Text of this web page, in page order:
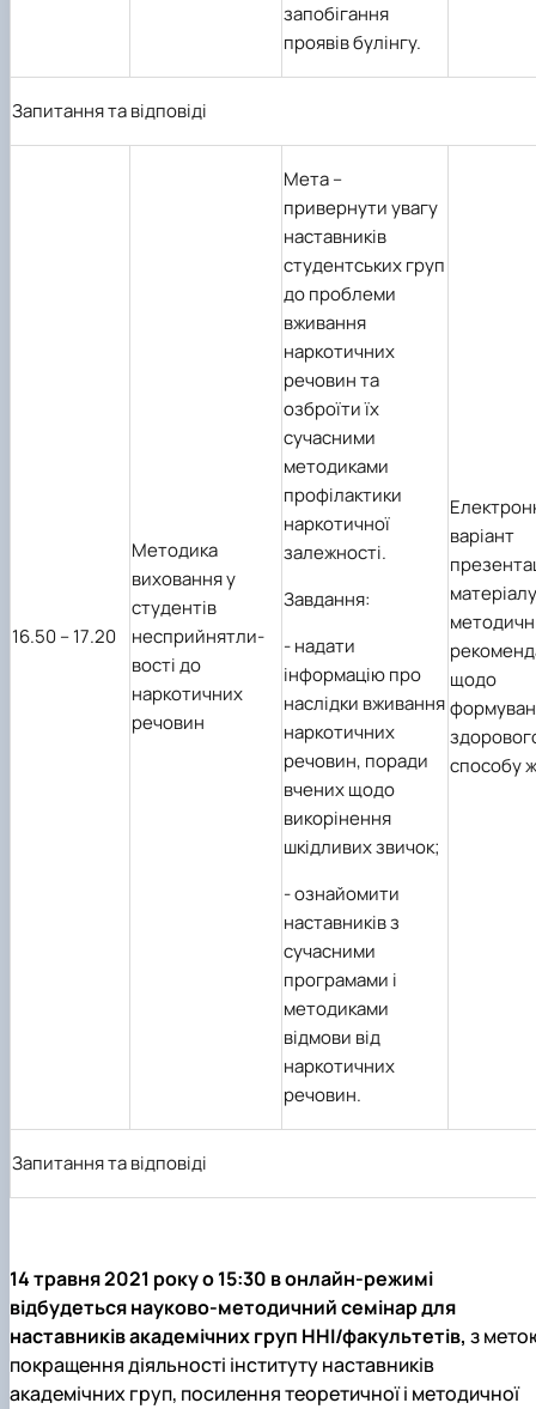
запобігання
проявів булінгу.
Запитання та відповіді
16.50 – 17.20
Методика
виховання у
студентів
несприйнятли-
вості до
наркотичних
речовин
Мета–
привернути увагу
наставників
студентських груп
до проблеми
вживання
наркотичних
речовин та
озброїти їх
сучасними
методиками
профілактики
наркотичної
залежності.
Завдання:
- надати
інформацію про
наслідки вживання
наркотичних
речовин, поради
вчених щодо
викорінення
шкідливих звичок;
-ознайомити
наставників з
сучасними
програмами і
методиками
відмови від
наркотичних
речовин.
варіант
щодо
способу
Запитання та відповіді
14 травня 2021 року о 15:30 в онлайн-режимі
відбудеться науково-методичний семінар для
наставників академічних груп ННІ/факультетів, з
покращення діяльності інституту наставників
академічних груп, посилення теоретичної і методичної